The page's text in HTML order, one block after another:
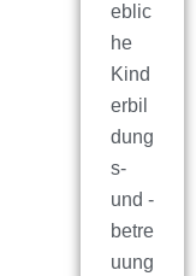
eblic
he
Kind
erbil
dung
s-
und -
betre
uung